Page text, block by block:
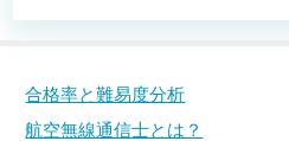
教材一覧
教材一覧
合格率と難易度分析
航空無線通信士とは？